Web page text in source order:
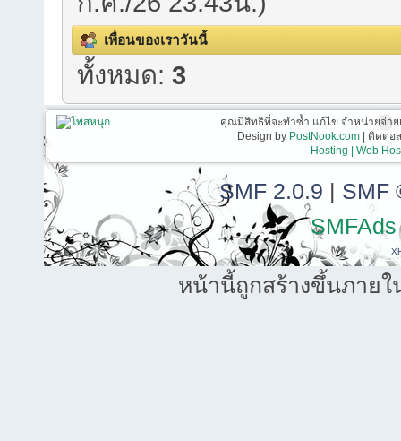
เพื่อนของเราวันนี้
ทั้งหมด: 3
คุณมีสิทธิที่จะทำซ้ำ แก้ไข จำหน่ายจ่า
Design by PostNook.com| ติดต่อส
Hosting | Web
SMF 2.0.9 | SMF
SMFAds
หน้านี้ถูกสร้างขึ้นภายใ